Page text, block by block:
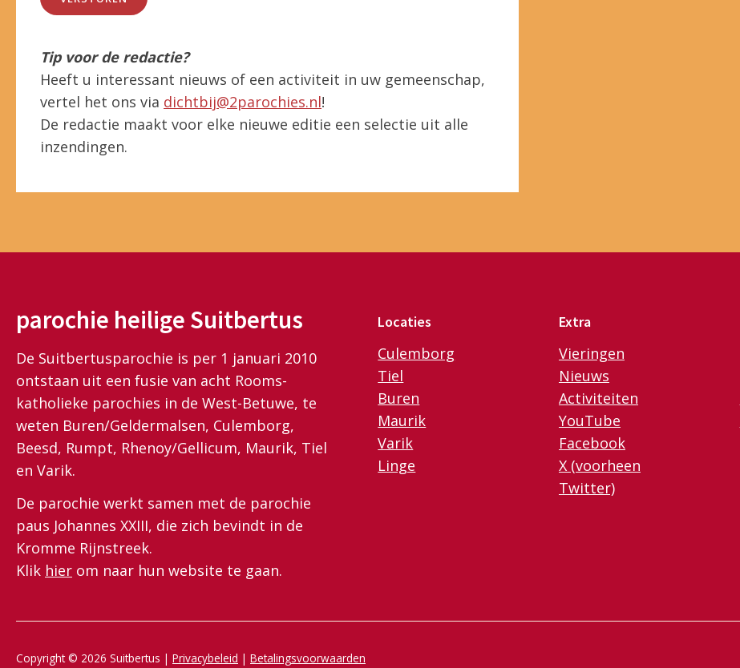
Tip voor de redactie?
Heeft u interessant nieuws of een activiteit in uw gemeenschap,
vertel het ons via dichtbij@2parochies.nl!
De redactie maakt voor elke nieuwe editie een selectie uit alle
inzendingen.
parochie heilige Suitbertus
De Suitbertusparochie is per 1 januari 2010
ontstaan uit een fusie van acht Rooms-
katholieke parochies in de West-Betuwe, te
weten Buren/Geldermalsen, Culemborg,
Beesd, Rumpt, Rhenoy/Gellicum, Maurik, Tiel
en Varik.
De parochie werkt samen met de parochie
paus Johannes XXIII, die zich bevindt in de
Kromme Rijnstreek.
Klik hier om naar hun website te gaan.
Locaties
Culemborg
Tiel
Buren
Maurik
Varik
Linge
Extra
Vieringen
Nieuws
Activiteiten
YouTube
Facebook
X (voorheen
Twitter)
Copyright © 2026 Suitbertus | Privacybeleid | Betalingsvoorwaarden